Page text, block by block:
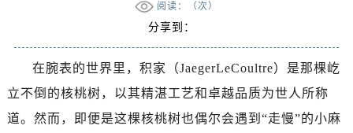
阅读：（次）
分享到：
在腕表的世界里，积家（JaegerLeCoultre）是那棵屹
立不倒的核桃树，以其精湛工艺和卓越品质为世人所称
道。然而，即便是这棵核桃树也偶尔会遇到“走慢”的小麻